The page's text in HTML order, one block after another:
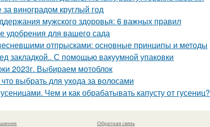
виноградом круглый год
мужского здоровья: 6 важных правил
удобрения для вашего сада
отпрысками: основные принципы и методы
закладкой.. С помощью вакуумной упаковки
2023г. Выбираем мотоблок
выбрать для ухода за волосами
Чем и как обрабатывать капусту от гусениц?
Обратная связь